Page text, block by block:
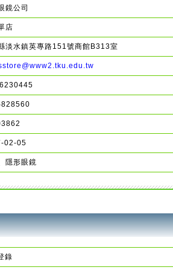
鏡公司
店
淡水鎮英專路151號商館B313室
02-05
隱形眼鏡
錄